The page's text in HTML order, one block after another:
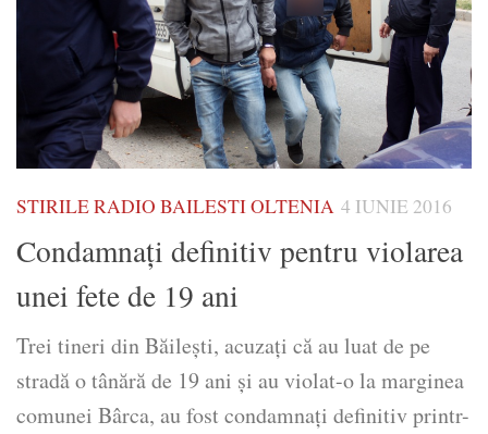
STIRILE RADIO BAILESTI OLTENIA 4 IUNIE 2016
Condamnați definitiv pentru violarea
unei fete de 19 ani
Trei tineri din Băilești, acuzați că au luat de pe
stradă o tânără de 19 ani și au violat-o la marginea
comunei Bârca, au fost condamnați definitiv printr-